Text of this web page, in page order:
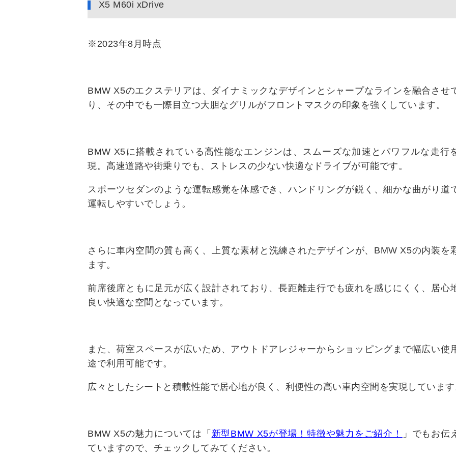
X5 M60i xDrive
※2023年8月時点
BMW X5のエクステリアは、ダイナミックなデザインとシャープなラインを融合させ
り、その中でも一際目立つ大胆なグリルがフロントマスクの印象を強くしています。
BMW X5に搭載されている高性能なエンジンは、スムーズな加速とパワフルな走行
現。高速道路や街乗りでも、ストレスの少ない快適なドライブが可能です。
スポーツセダンのような運転感覚を体感でき、ハンドリングが鋭く、細かな曲がり道
運転しやすいでしょう。
さらに車内空間の質も高く、上質な素材と洗練されたデザインが、BMW X5の内装を
ます。
前席後席ともに足元が広く設計されており、長距離走行でも疲れを感じにくく、居心
良い快適な空間となっています。
また、荷室スペースが広いため、アウトドアレジャーからショッピングまで幅広い使
途で利用可能です。
広々としたシートと積載性能で居心地が良く、利便性の高い車内空間を実現しています
BMW X5の魅力については「 新型BMW X5が登場！特徴や魅力をご紹介！
」でもお伝
ていますので、チェックしてみてください。